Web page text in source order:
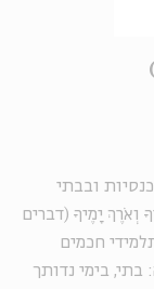
ובבתי
וְאֹרֶךְ יָמֶיךָ (דברים
חכמים
בתי, בימי נדותך